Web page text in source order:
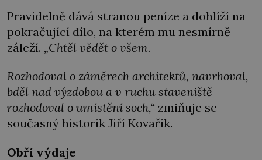
Pravidelně dává stranou peníze a dohlíží na
pokračující dílo, na kterém mu nesmírně
záleží. „Chtěl vědět o všem.
Rozhodoval o záměrech architektů, navrhoval,
bděl nad výzdobou a v ruchu staveniště
rozhodoval o umístění soch,“ zmiňuje se
současný historik Jiří Kovařík.
Obří výdaje